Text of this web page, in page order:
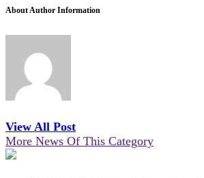
About Author Information
View All Post
More News Of This Category